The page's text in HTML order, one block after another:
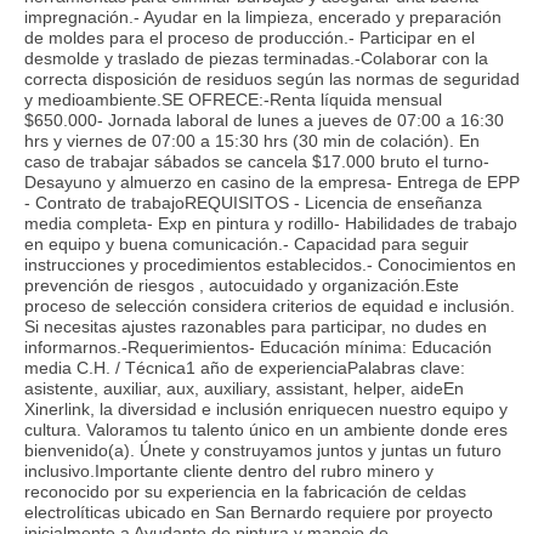
impregnación.- Ayudar en la limpieza, encerado y preparación
de moldes para el proceso de producción.- Participar en el
desmolde y traslado de piezas terminadas.-Colaborar con la
correcta disposición de residuos según las normas de seguridad
y medioambiente.SE OFRECE:-Renta líquida mensual
$650.000- Jornada laboral de lunes a jueves de 07:00 a 16:30
hrs y viernes de 07:00 a 15:30 hrs (30 min de colación). En
caso de trabajar sábados se cancela $17.000 bruto el turno-
Desayuno y almuerzo en casino de la empresa- Entrega de EPP
- Contrato de trabajoREQUISITOS - Licencia de enseñanza
media completa- Exp en pintura y rodillo- Habilidades de trabajo
en equipo y buena comunicación.- Capacidad para seguir
instrucciones y procedimientos establecidos.- Conocimientos en
prevención de riesgos , autocuidado y organización.Este
proceso de selección considera criterios de equidad e inclusión.
Si necesitas ajustes razonables para participar, no dudes en
informarnos.-Requerimientos- Educación mínima: Educación
media C.H. / Técnica1 año de experienciaPalabras clave:
asistente, auxiliar, aux, auxiliary, assistant, helper, aideEn
Xinerlink, la diversidad e inclusión enriquecen nuestro equipo y
cultura. Valoramos tu talento único en un ambiente donde eres
bienvenido(a). Únete y construyamos juntos y juntas un futuro
inclusivo.Importante cliente dentro del rubro minero y
reconocido por su experiencia en la fabricación de celdas
electrolíticas ubicado en San Bernardo requiere por proyecto